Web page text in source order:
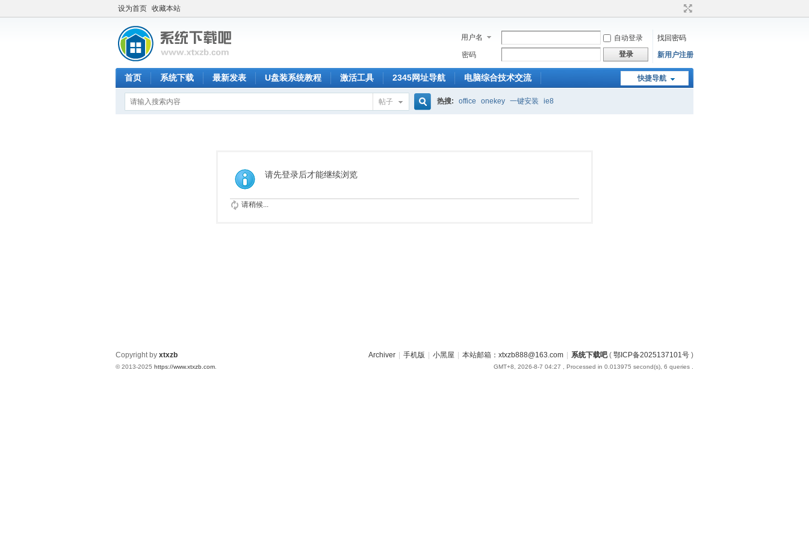
设为首页 收藏本站
用户名 自动登录
找回密码
密码
登录 新用户注册
快捷导航
首页 系统下载 最新发表 U盘装系统教程 激活工具 2345网址导航 电脑综合技术交流
帖子 热搜: office onekey 一键安装 ie8
请先登录后才能继续浏览
请稍候...
Archiver 手机版 小黑屋 本站邮箱：xtxzb888@163.com 系统下载吧( 鄂ICP备2025137101号 )
GMT+8, 2026-8-7 04:27 , Processed in 0.013975 second(s), 6 queries .
Copyright by xtxzb
© 2013-2025 https://www.xtxzb.com